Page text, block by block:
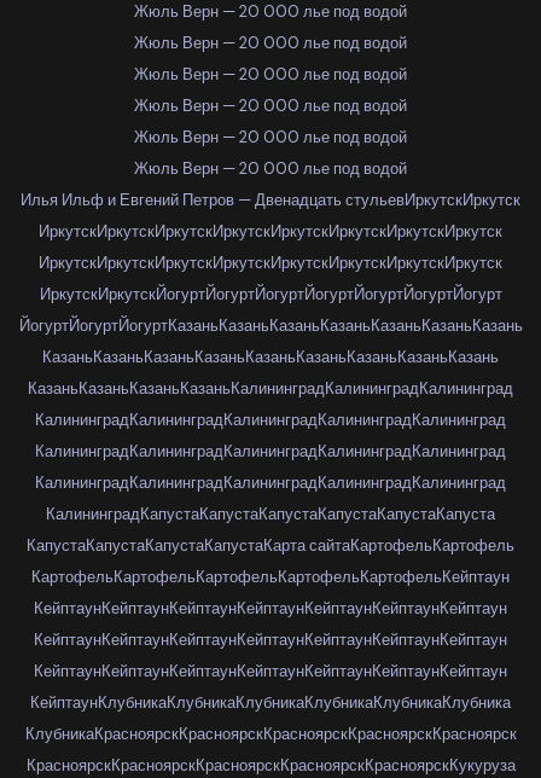
Жюль Верн — 20 000 лье под водой
Жюль Верн — 20 000 лье под водой
Жюль Верн — 20 000 лье под водой
Жюль Верн — 20 000 лье под водой
Жюль Верн — 20 000 лье под водой
Жюль Верн — 20 000 лье под водой
Илья Ильф и Евгений Петров — Двенадцать стульевИркутскИркутск
ИркутскИркутскИркутскИркутскИркутскИркутскИркутскИркутск
ИркутскИркутскИркутскИркутскИркутскИркутскИркутскИркутск
ИркутскИркутскЙогуртЙогуртЙогуртЙогуртЙогуртЙогуртЙогурт
ЙогуртЙогуртЙогуртКазаньКазаньКазаньКазаньКазаньКазаньКазань
КазаньКазаньКазаньКазаньКазаньКазаньКазаньКазаньКазань
КазаньКазаньКазаньКазаньКалининградКалининградКалининград
КалининградКалининградКалининградКалининградКалининград
КалининградКалининградКалининградКалининградКалининград
КалининградКалининградКалининградКалининградКалининград
КалининградКапустаКапустаКапустаКапустаКапустаКапуста
КапустаКапустаКапустаКапустаКарта сайтаКартофельКартофель
КартофельКартофельКартофельКартофельКартофельКейптаун
КейптаунКейптаунКейптаунКейптаунКейптаунКейптаунКейптаун
КейптаунКейптаунКейптаунКейптаунКейптаунКейптаунКейптаун
КейптаунКейптаунКейптаунКейптаунКейптаунКейптаунКейптаун
КейптаунКлубникаКлубникаКлубникаКлубникаКлубникаКлубника
КлубникаКрасноярскКрасноярскКрасноярскКрасноярскКрасноярск
КрасноярскКрасноярскКрасноярскКрасноярскКрасноярскКукуруза